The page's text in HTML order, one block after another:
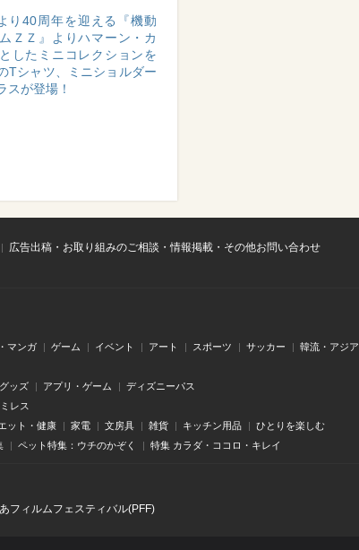
り40周年を迎える『機動
ＺＺ』よりハマーン・カ
したミニコレクションを
Tシャツ、ミニショルダー
スが登場！
広告出稿・お取り組みのご相談・情報掲載・その他お問い合わせ
マンガ ゲーム イベント アート スポーツ サッカー 韓流・アジア
ッズ アプリ・ゲーム ディズニーパス
レス
ット・健康 家電 文房具 雑貨 キッチン用品 ひとりを楽しむ
ペット特集：ウチのかぞく 特集 カラダ・ココロ・キレイ
フィルムフェスティバル(PFF)